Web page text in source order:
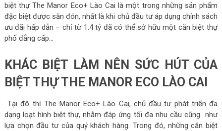
biệt thự The Manor Eco+ Lào Cai là một trong những sản phẩm
đặc biệt được săn đón, nhất là khi chủ đầu tư áp dụng chính sách
ưu đãi hấp dẫn – chỉ từ 1.4 tỷ đã có thể sở hữu một căn biệt thự
phố đẳng cấp…
KHÁC BIỆT LÀM NÊN SỨC HÚT CỦA
BIỆT THỰ THE MANOR ECO LÀO CAI
Tại đô thị The Manor Eco+ Lào Cai, chủ đầu tư phát triển đa
dạng loạt hình biệt thự, nhằm đáp ứng tối đa nhu cầu cũng như
lựa chọn đầu tư của quý khách hàng. Trong đó, những căn biệt